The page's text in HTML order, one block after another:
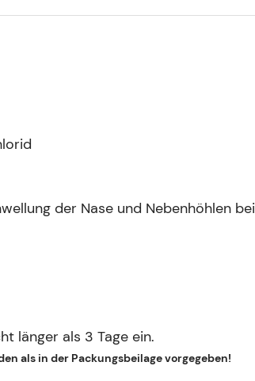
der Nase und Nebenhöhlen
länger als 3 Tage ein.
als in der Packungsbeilage vorgegeben!